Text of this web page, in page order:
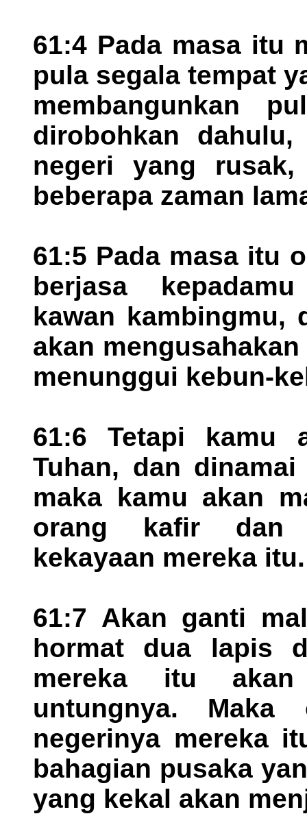
61:4 Pada masa itu
pula segala tempat
membangunkan
dirobohkan
negeri yang
beberapa zaman
61:5 Pada masa itu
berjasa
kawan kambingmu,
akan
menunggui kebun-
61:6 Tetapi kamu
Tuhan, dan
maka kamu akan
orang kafir dan
kekayaan mereka itu.
61:7 Akan ganti
hormat dua lapis
mereka itu akan
untungnya.
negerinya mereka
bahagian pusaka
yang kekal akan